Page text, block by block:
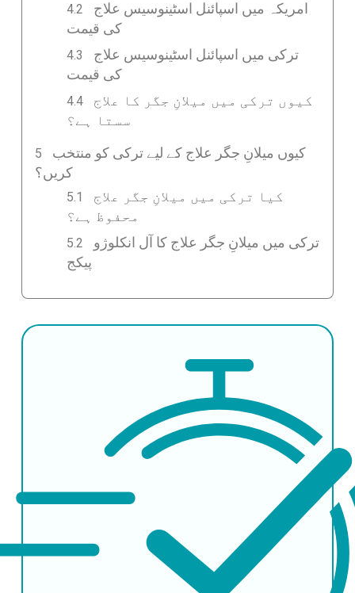
امریکہ میں اسپائنل اسٹینوسیس علاج
کی قیمت
ترکی میں اسپائنل اسٹینوسیس علاج
کی قیمت
کیوں ترکی میں میلانِ جگر کا علاج
سستا ہے؟
کیوں میلانِ جگر علاج کے لیے ترکی کو منتخب
کریں؟
کیا ترکی میں میلانِ جگر علاج
محفوظ ہے؟
ترکی میں میلانِ جگر علاج کا آل انکلوژو
پیکج